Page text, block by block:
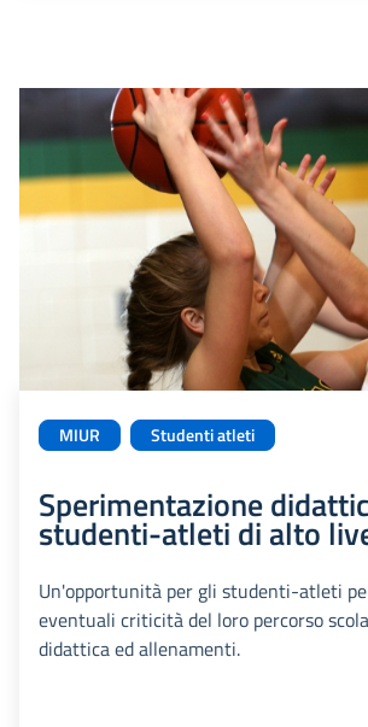
MIUR Studenti atleti
Sperimentazione
studenti-atleti di alto
Un'opportunità per gli studenti-atleti
eventuali criticità del loro percorso
didattica ed allenamenti.